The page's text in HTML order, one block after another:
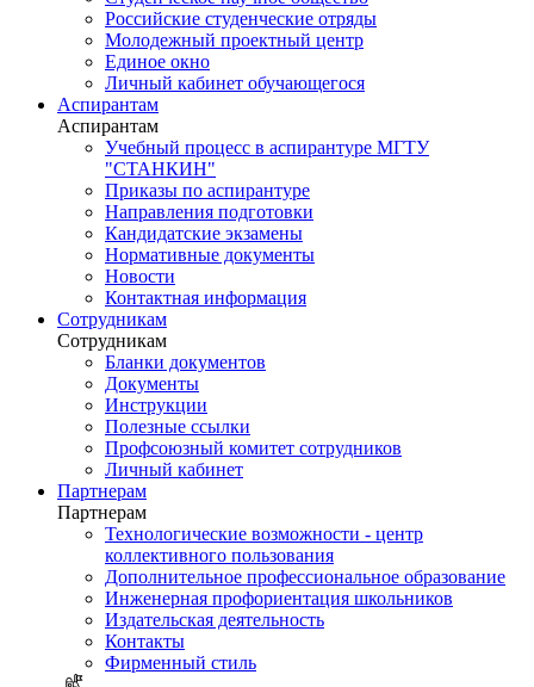
Российские студенческие отряды
Молодежный проектный центр
Единое окно
Личный кабинет обучающегося
Аспирантам
Аспирантам
Учебный процесс в аспирантуре МГТУ
"СТАНКИН"
Приказы по аспирантуре
Направления подготовки
Кандидатские экзамены
Нормативные документы
Новости
Контактная информация
Сотрудникам
Сотрудникам
Бланки документов
Документы
Инструкции
Полезные ссылки
Профсоюзный комитет сотрудников
Личный кабинет
Партнерам
Партнерам
Технологические возможности - центр
коллективного пользования
Дополнительное профессиональное образование
Инженерная профориентация школьников
Издательская деятельность
Контакты
Фирменный стиль